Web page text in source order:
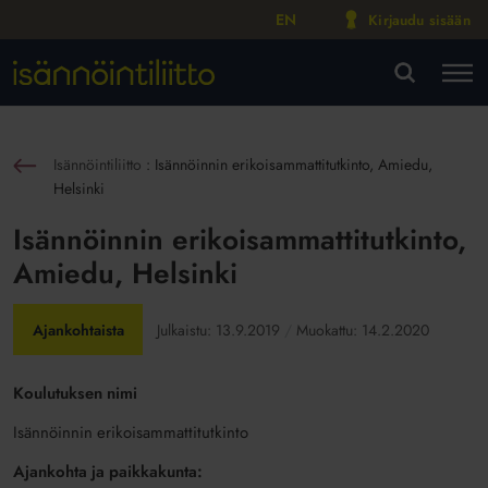
EN Kirjaudu sisään
Isännöintiliitto : Isännöinnin erikoisammattitutkinto, Amiedu,
Helsinki
Isännöinnin erikoisammattitutkinto,
Amiedu, Helsinki
Ajankohtaista Julkaistu: 13.9.2019 Muokattu: 14.2.2020
Koulutuksen nimi
Isännöinnin erikoisammattitutkinto
Ajankohta ja paikkakunta: